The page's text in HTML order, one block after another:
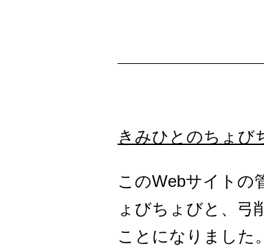
きみひとのちょび
このWebサイトの
ょびちょびと、弓
ことになりました